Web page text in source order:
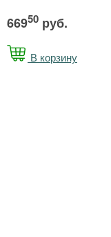
66950 руб.
В корзину